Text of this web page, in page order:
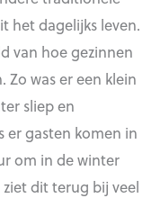
het dagelijks leven.
van hoe gezinnen
was er een klein
sliep en
er gasten komen in
om in de winter
dit terug bij veel